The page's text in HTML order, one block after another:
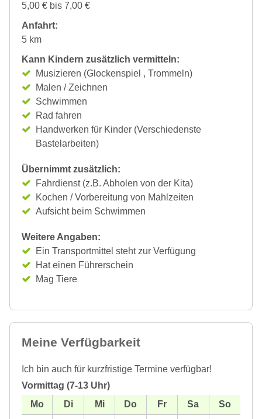
5,00 € bis 7,00 €
Anfahrt:
5 km
Kann Kindern zusätzlich vermitteln:
Musizieren (Glockenspiel , Trommeln)
Malen / Zeichnen
Schwimmen
Rad fahren
Handwerken für Kinder (Verschiedenste
Bastelarbeiten)
Übernimmt zusätzlich:
Fahrdienst (z.B. Abholen von der Kita)
Kochen / Vorbereitung von Mahlzeiten
Aufsicht beim Schwimmen
Weitere Angaben:
Ein Transportmittel steht zur Verfügung
Hat einen Führerschein
Mag Tiere
Meine Verfügbarkeit
Ich bin auch für kurzfristige Termine verfügbar!
Vormittag (7-13 Uhr)